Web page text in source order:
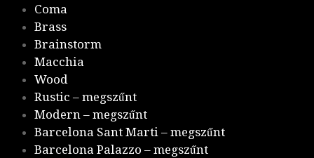
Coma
Brass
Brainstorm
Macchia
Wood
Rustic – megszűnt
Modern – megszűnt
Barcelona Sant Marti – megszűnt
Barcelona Palazzo – megszűnt